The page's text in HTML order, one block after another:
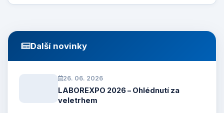
Další novinky
26. 06. 2026
LABOREXPO 2026 – Ohlédnutí za
veletrhem